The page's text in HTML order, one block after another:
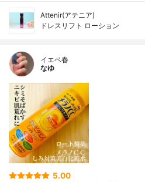
Attenir(アテニア)
ドレスリフト ローション
イエベ春
なゆ
5.00